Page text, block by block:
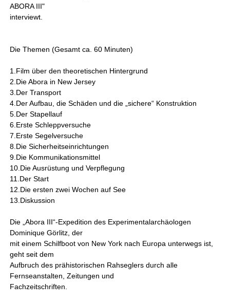
ABORA III"
interviewt.
Die Themen (Gesamt ca. 60 Minuten)
1.Film über den theoretischen Hintergrund
2.Die Abora in New Jersey
3.Der Transport
4.Der Aufbau, die Schäden und die „sichere“ Konstruktion
5.Der Stapellauf
6.Erste Schleppversuche
7.Erste Segelversuche
8.Die Sicherheitseinrichtungen
9.Die Kommunikationsmittel
10.Die Ausrüstung und Verpflegung
11.Der Start
12.Die ersten zwei Wochen auf See
13.Diskussion
Die „Abora III“-Expedition des Experimentalarchäologen
Dominique Görlitz, der
mit einem Schilfboot von New York nach Europa unterwegs ist,
geht seit dem
Aufbruch des prähistorischen Rahseglers durch alle
Fernseanstalten, Zeitungen und
Fachzeitschriften.